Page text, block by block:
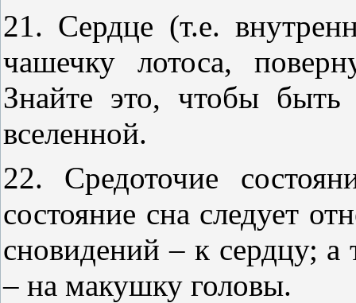
21. Сердце (т.е.
чашечку лотоса,
Знайте это, чтобы
вселенной.
22. Средоточие
состояние сна следует
сновидений – к сердцу; а
– на макушку головы.